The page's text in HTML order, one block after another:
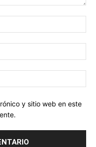
y sitio web en este